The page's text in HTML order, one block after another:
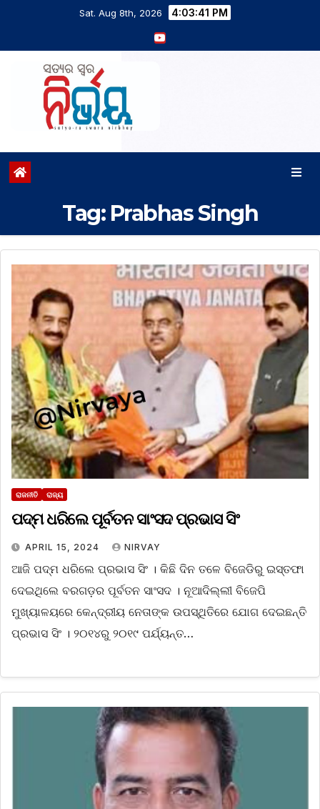
Sat. Aug 8th, 2026 4:03:41 PM
Tag: Prabhas Singh
ରାଜନୀତି ରାଜ୍ୟ
ପଦ୍ମ ଧରିଲେ ପୂର୍ବତନ ସାଂସଦ ପ୍ରଭାସ ସିଂ
APRIL 15, 2024 NIRVAY
ଆଜି ପଦ୍ମ ଧରିଲେ ପ୍ରଭାସ ସିଂ । କିଛି ଦିନ ତଳେ ବିଜେଡିରୁ ଇସ୍ତଫା
ଦେଇଥିଲେ ବରଗଡ଼ର ପୂର୍ବତନ ସାଂସଦ । ନୂଆଦିଲ୍ଲୀ ବିଜେପି
ମୁଖ୍ୟାଳୟରେ କେନ୍ଦ୍ରୀୟ ନେତାଙ୍କ ଉପସ୍ଥିତିରେ ଯୋଗ ଦେଇଛନ୍ତି
ପ୍ରଭାସ ସିଂ । ୨୦୧୪ରୁ ୨୦୧୯ ପର୍ଯ୍ୟନ୍ତ…